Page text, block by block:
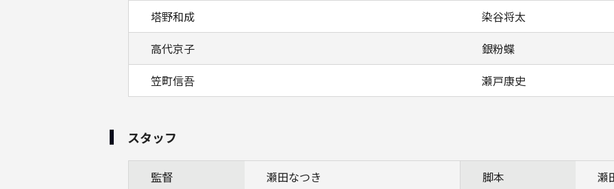
塔野和成
染谷将太
高代京子
銀粉蝶
笠町信吾
瀬戸康史
スタッフ
監督 瀬田なつき 脚本
瀬